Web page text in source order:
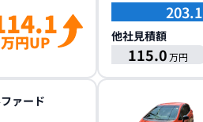
万円UP
203.1
他社見積額
115.0万円
ァード